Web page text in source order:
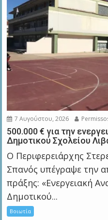
7 Αυγούστου, 2026
500.000 € για την
Δημοτικού Σχολείου
Ο Περιφερειάρχης
Σπανός υπέγραψε την
πράξης: «Ενεργειακή
Δημοτικού...
Βοιωτία